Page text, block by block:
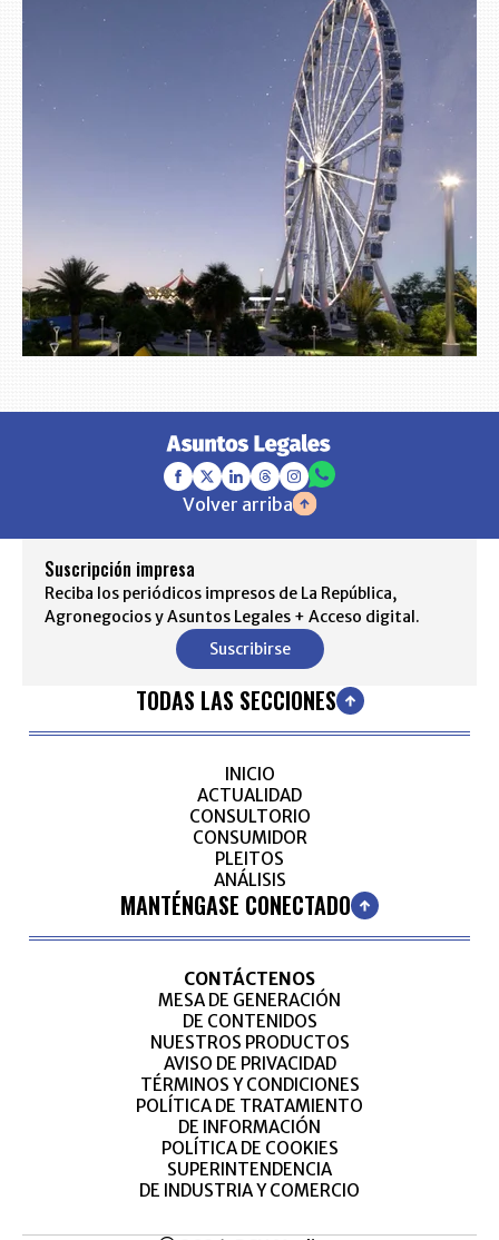
Volver arriba
Suscripción impresa
Reciba los periódicos impresos de La República,
Agronegocios y Asuntos Legales + Acceso digital.
Suscribirse
TODAS LAS SECCIONES
INICIO
ACTUALIDAD
CONSULTORIO
CONSUMIDOR
PLEITOS
ANÁLISIS
MANTÉNGASE CONECTADO
CONTÁCTENOS
MESA DE GENERACIÓN
DE CONTENIDOS
NUESTROS PRODUCTOS
AVISO DE PRIVACIDAD
TÉRMINOS Y CONDICIONES
POLÍTICA DE TRATAMIENTO
DE INFORMACIÓN
POLÍTICA DE COOKIES
SUPERINTENDENCIA
DE INDUSTRIA Y COMERCIO